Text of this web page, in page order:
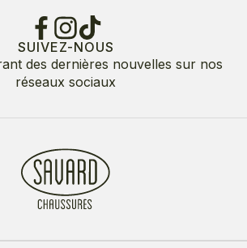
SUIVEZ-NOUS
des dernières nouvelles sur nos
réseaux sociaux